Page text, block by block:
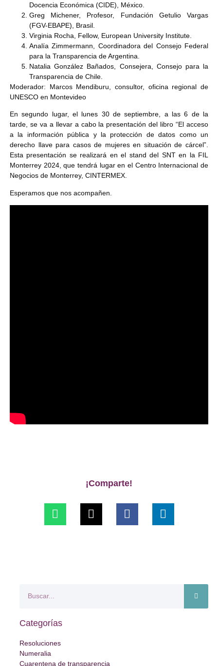
Docencia Económica (CIDE), México.
Greg Michener, Profesor, Fundación Getulio Vargas
(FGV-EBAPE), Brasil.
Virginia Rocha, Fellow, European University Institute.
Analía Zimmermann, Coordinadora del Consejo Federal
para la Transparencia de Argentina.
Natalia González Bañados, Consejera, Consejo para la
Transparencia de Chile.
Moderador: Marcos Mendiburu, consultor, oficina regional de
UNESCO en Montevideo
En segundo lugar, el lunes 30 de septiembre, a las 6 de la
tarde, se va a llevar a cabo la presentación del libro “El acceso
a la información pública y la protección de datos como un
derecho llave para casos de mujeres en situación de cárcel”.
Esta presentación se realizará en el stand del SNT en la FIL
Monterrey 2024, que tendrá lugar en el Centro Internacional de
Negocios de Monterrey, CINTERMEX.
Esperamos que nos acompañen.
¡Comparte!
Categorías
Resoluciones
Numeralia
Cuarentena de transparencia